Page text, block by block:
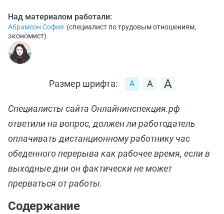
Над материалом работали:
Абрамсон София (специалист по трудовым отношениям,
экономист)
Размер шрифта:
Специалисты сайта Онлайнинспекция.рф
ответили на вопрос, должен ли работодатель
оплачивать дистанционному работнику час
обеденного перерыва как рабочее время, если в
выходные дни он фактически не может
прерваться от работы.
Содержание